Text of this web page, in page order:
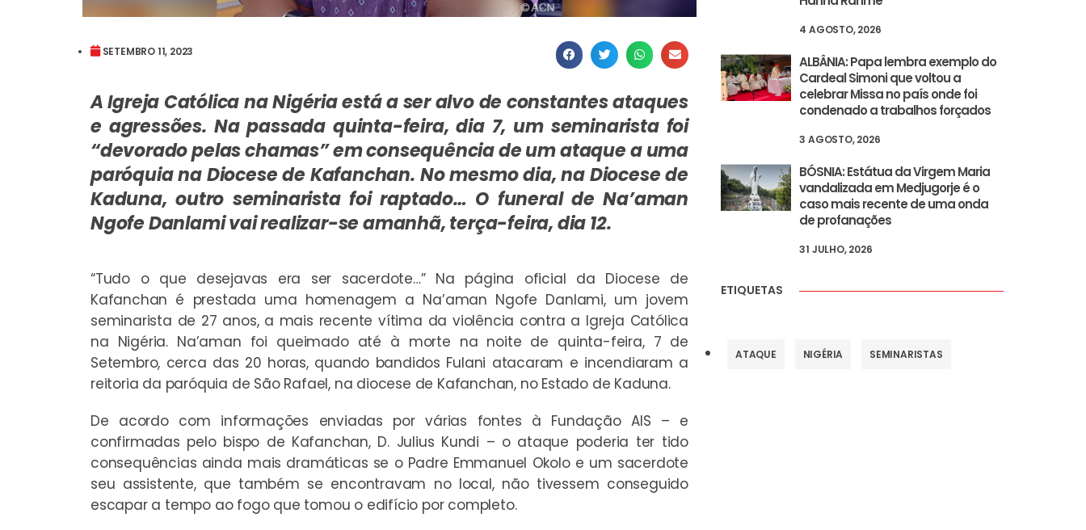
SETEMBRO 11, 2023
A Igreja Católica na Nigéria está a ser alvo de constantes ataques
e agressões. Na passada quinta-feira, dia 7, um seminarista foi
“devorado pelas chamas” em consequência de um ataque a uma
paróquia na Diocese de Kafanchan. No mesmo dia, na Diocese de
Kaduna, outro seminarista foi raptado… O funeral de Na’aman
Ngofe Danlami vai realizar-se amanhã, terça-feira, dia 12.
“Tudo o que desejavas era ser sacerdote…” Na página oficial da Diocese de
Kafanchan é prestada uma homenagem a Na’aman Ngofe Danlami, um jovem
seminarista de 27 anos, a mais recente vítima da violência contra a Igreja Católica
na Nigéria. Na’aman foi queimado até à morte na noite de quinta-feira, 7 de
Setembro, cerca das 20 horas, quando bandidos Fulani atacaram e incendiaram a
reitoria da paróquia de São Rafael, na diocese de Kafanchan, no Estado de Kaduna.
De acordo com informações enviadas por várias fontes à Fundação AIS – e
confirmadas pelo bispo de Kafanchan, D. Julius Kundi – o ataque poderia ter tido
consequências ainda mais dramáticas se o Padre Emmanuel Okolo e um sacerdote
seu assistente, que também se encontravam no local, não tivessem conseguido
escapar a tempo ao fogo que tomou o edifício por completo.
4 AGOSTO, 2026
ALBÂNIA: Papa lembra exemplo do
Cardeal Simoni que voltou a
celebrar Missa no país onde foi
condenado a trabalhos forçados
3 AGOSTO, 2026
BÓSNIA: Estátua da Virgem Maria
vandalizada em Medjugorje é o
caso mais recente de uma onda
de profanações
31 JULHO, 2026
ETIQUETAS
ATAQUE NIGÉRIA SEMINARISTAS